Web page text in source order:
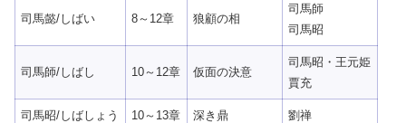
司馬懿/しばい 8～12章 狼顧の相
司馬師
司馬昭
司馬師/しばし 10～12章 仮面の決意
司馬昭・王元姫
賈充
司馬昭/しばしょう 10～13章 深き鼎 劉禅